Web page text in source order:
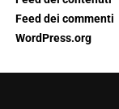
Feed dei commenti
WordPress.org